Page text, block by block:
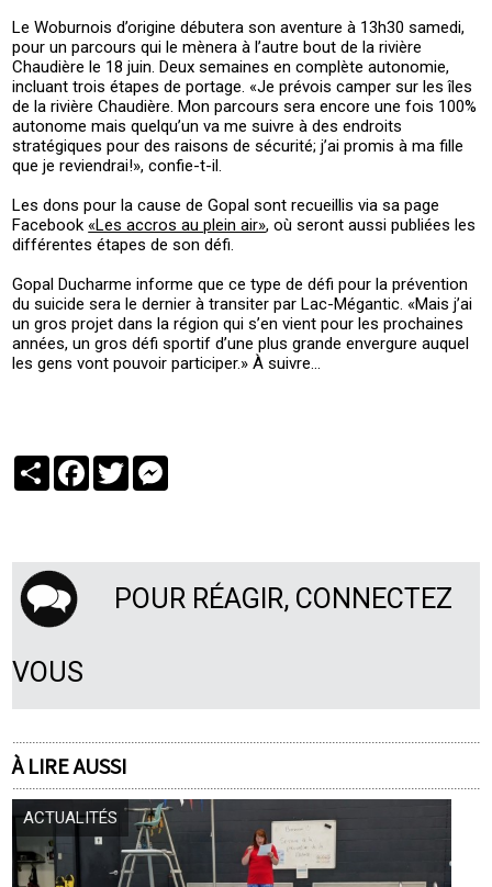
Le Woburnois d’origine débutera son aventure à 13h30 samedi,
pour un parcours qui le mènera à l’autre bout de la rivière
Chaudière le 18 juin. Deux semaines en complète autonomie,
incluant trois étapes de portage. «Je prévois camper sur les îles
de la rivière Chaudière. Mon parcours sera encore une fois 100%
autonome mais quelqu’un va me suivre à des endroits
stratégiques pour des raisons de sécurité; j’ai promis à ma fille
que je reviendrai!», confie-t-il.
Les dons pour la cause de Gopal sont recueillis via sa page
Facebook «Les accros au plein air», où seront aussi publiées les
différentes étapes de son défi.
Gopal Ducharme informe que ce type de défi pour la prévention
du suicide sera le dernier à transiter par Lac-Mégantic. «Mais j’ai
un gros projet dans la région qui s’en vient pour les prochaines
années, un gros défi sportif d’une plus grande envergure auquel
les gens vont pouvoir participer.» À suivre…
PartagerFacebook
Twitter
POUR RÉAGIR, CONNECTEZ
VOUS
À LIRE AUSSI
ACTUALITÉS